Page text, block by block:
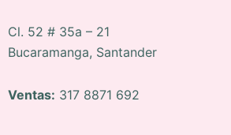
Cl. 52 # 35a – 21
Bucaramanga, Santander
Ventas: 317 8871 692